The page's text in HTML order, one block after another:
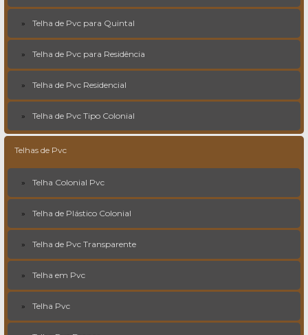
Telha de Pvc para Quintal
Telha de Pvc para Residência
Telha de Pvc Residencial
Telha de Pvc Tipo Colonial
Telhas de Pvc
Telha Colonial Pvc
Telha de Plástico Colonial
Telha de Pvc Transparente
Telha em Pvc
Telha Pvc